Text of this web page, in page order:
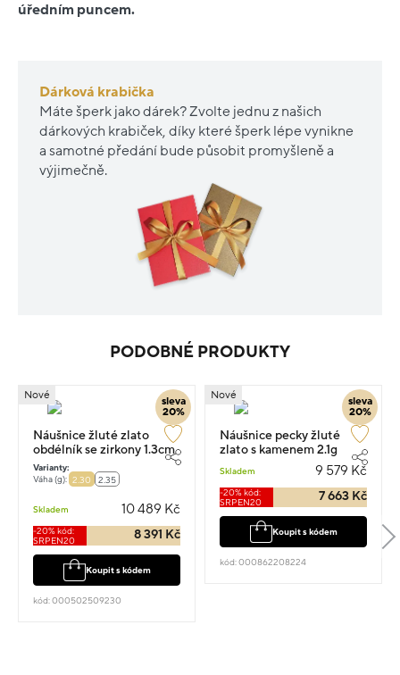
úředním puncem.
Dárková krabička
Máte šperk jako dárek? Zvolte jednu z našich
dárkových krabiček, díky které šperk lépe vynikne
a samotné předání bude působit promyšleně a
výjimečně.
PODOBNÉ PRODUKTY
sleva
20%
Nové
Náušnice žluté zlato
obdélník se zirkony 1.3cm
2.3g
Varianty:
Váha (g): 2.30 2.35
Skladem 10 489 Kč
-20% kód:
SRPEN20
8 391 Kč
Koupit s kódem
kód: 000502509230
sleva
20%
Nové
Náušnice pecky žluté
zlato s kamenem 2.1g
Skladem 9 579 Kč
-20% kód:
SRPEN20
7 663 Kč
Koupit s kódem
kód: 000862208224